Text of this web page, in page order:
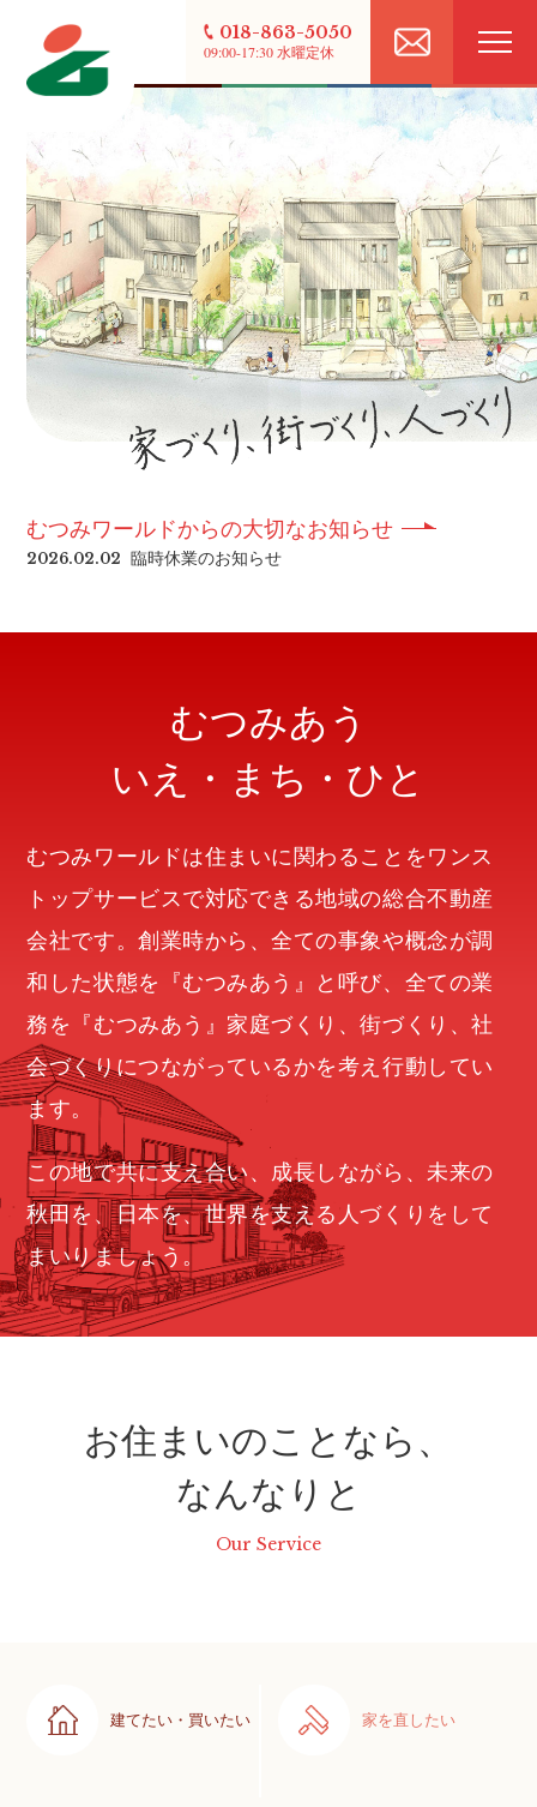
018-863-5050
09:00-17:30 水曜定休
むつみワールドからの大切なお知らせ
2026.02.02 臨時休業のお知らせ
むつみあう
いえ・まち・ひと
むつみワールドは住まいに関わることをワンス
トップサービスで対応できる地域の総合不動産
会社です。創業時から、全ての事象や概念が調
和した状態を『むつみあう』と呼び、全ての業
務を『むつみあう』家庭づくり、街づくり、社
会づくりにつながっているかを考え行動してい
ます。
この地で共に支え合い、成長しながら、未来の
秋田を、日本を、世界を支える人づくりをして
まいりましょう。
お住まいのことなら、
なんなりと
Our Service
建てたい・買いたい 家を直したい